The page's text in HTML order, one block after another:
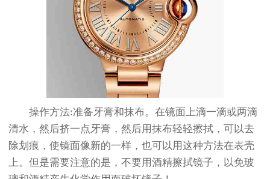
操作方法:准备牙膏和抹布。在镜面上滴一滴或两滴
清水，然后挤一点牙膏，然后用抹布轻轻擦拭，可以去
除划痕，使镜面像新的一样，也可以用这种方法在表壳
上。但是需要注意的是，不要用酒精擦拭镜子，以免玻